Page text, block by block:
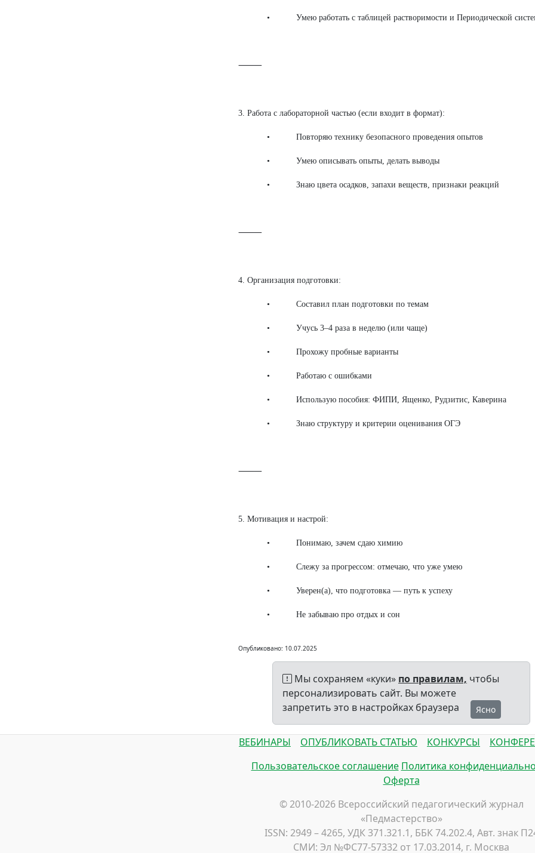
• Умею работать с таблицей растворимости и Периодической
⸻
3. Работа с лабораторной частью (если входит в формат):
• Повторяю технику безопасного проведения опытов
• Умею описывать опыты, делать выводы
• Знаю цвета осадков, запахи веществ, признаки реакций
⸻
4. Организация подготовки:
• Составил план подготовки по темам
• Учусь 3–4 раза в неделю (или чаще)
• Прохожу пробные варианты
• Работаю с ошибками
• Использую пособия: ФИПИ, Ященко, Рудзитис, Каверина
• Знаю структуру и критерии оценивания ОГЭ
⸻
5. Мотивация и настрой:
• Понимаю, зачем сдаю химию
• Слежу за прогрессом: отмечаю, что уже умею
• Уверен(а), что подготовка — путь к успеху
• Не забываю про отдых и сон
Опубликовано: 10.07.2025
Мы сохраняем «куки» по правилам, чтобы
персонализировать сайт. Вы можете
запретить это в настройках браузера
Ясно
ВЕБИНАРЫ ОПУБЛИКОВАТЬ СТАТЬЮ КОНКУРСЫ
Пользовательское соглашение Политика
Оферта
© 2010-2026 Всероссийский педагогический журнал
«Педмастерство»
ISSN: 2949 – 4265, УДК 371.321.1, ББК 74.202.4, Авт. знак
СМИ: Эл №ФС77-57332 от 17.03.2014, г. Москва